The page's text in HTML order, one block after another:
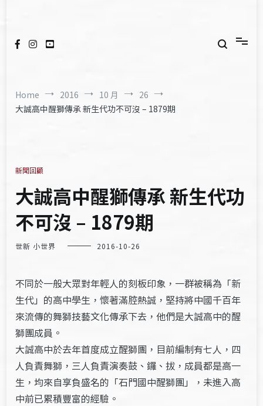
Home 2016 10 月
26
大誠高中醒獅傳承 新生代功不可沒 – 1879期
新聞回顧
大誠高中醒獅傳承 新生代功
不可沒 – 1879期
世新 小世界 2016-10-26
不同於一般大眾對年輕人的刻板印象，一群被稱為「新
生代」的高中學生，懷著滿腔熱誠，堅持將中國千百年
來流傳的舞獅技藝文化傳承下去，他們是大誠高中的醒
獅團成員。
大誠高中於去年首度成立醒獅團，目前編制有七人，四
人負責舞獅，三人負責演奏鼓、鑼、拔，成員都是高一
生，均來自享負盛名的「石門國中醒獅團」，未進入高
中前已累積豐富的經驗。